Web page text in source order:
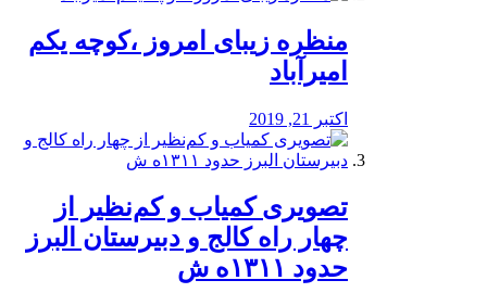
منظره‌‌ زیبای امروز ،کوچه یکم
امیرآباد
اکتبر 21, 2019
️تصویری کمیاب و کم‌نظیر از
چهار راه كالج و دبيرستان البرز
حدود ۱۳۱۱ه ش